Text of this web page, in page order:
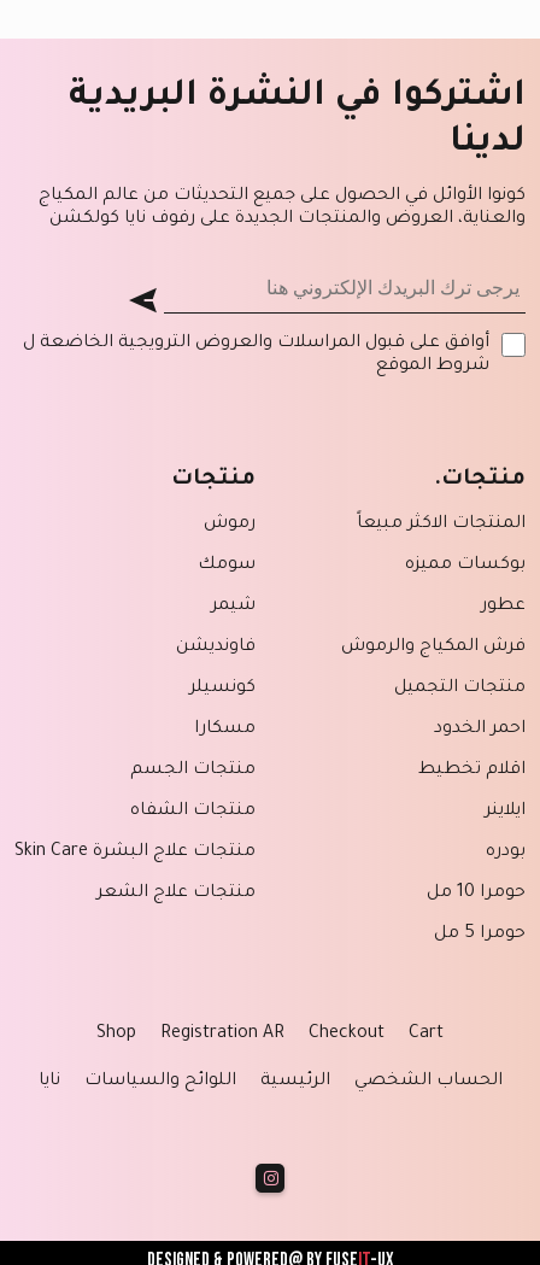
اشتركوا في النشرة البريدية
لدينا
كونوا الأوائل في الحصول على جميع التحديثات من عالم المكياج
والعناية، العروض والمنتجات الجديدة على رفوف نايا كولكشن
أوافق على قبول المراسلات والعروض الترويجية الخاضعة ل
شروط الموقع
منتجات.
المنتجات الاكثر مبيعاً
بوكسات مميزه
عطور
فرش المكياج والرموش
منتجات التجميل
احمر الخدود
اقلام تخطيط
ايلاينر
بودره
حومرا 10 مل
حومرا 5 مل
منتجات
رموش
سومك
شيمر
فاونديشن
كونسيلر
مسكارا
منتجات الجسم
منتجات الشفاه
منتجات علاج البشرة Skin Care
منتجات علاج الشعر
Cart
Checkout
Registration AR
Shop
الحساب الشخصي الرئيسية اللوائح والسياسات نايا
Designed & powered@ by FUSEIT-UX